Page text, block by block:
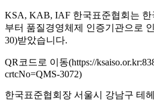
KSA, KAB, IAF 한국표준협회는
부터 품질경영체제 인증기관으로
30)받았습니다.
QR코드로 이동(https://
crtcNo=QMS-3072)
한국표준협회장 서울시 강남구 테